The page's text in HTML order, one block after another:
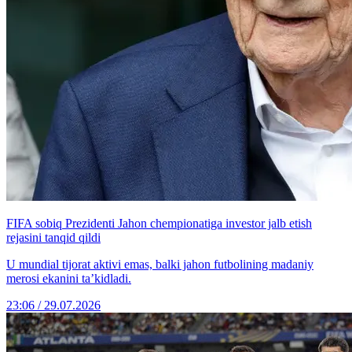
FIFA sobiq Prezidenti Jahon chempionatiga investor jalb etish
rejasini tanqid qildi
U mundial tijorat aktivi emas, balki jahon futbolining madaniy
merosi ekanini ta’kidladi.
23:06 / 29.07.2026